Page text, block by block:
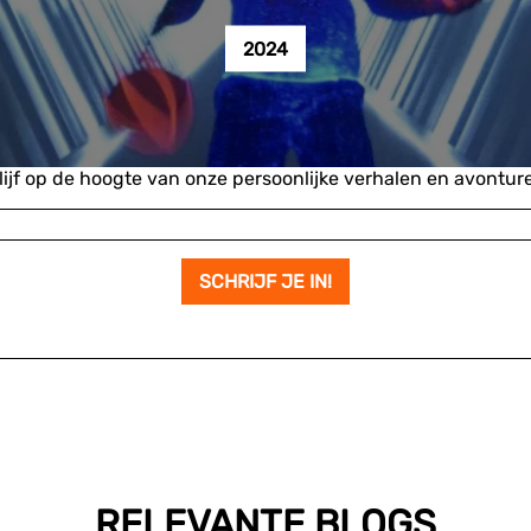
2024
op de hoogte van onze persoonlijke verhalen en